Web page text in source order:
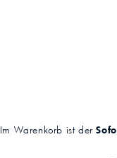
Im Warenkorb ist der